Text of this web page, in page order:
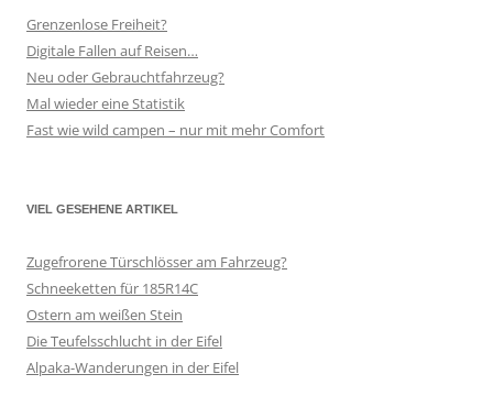
Grenzenlose Freiheit?
Digitale Fallen auf Reisen…
Neu oder Gebrauchtfahrzeug?
Mal wieder eine Statistik
Fast wie wild campen – nur mit mehr Comfort
VIEL GESEHENE ARTIKEL
Zugefrorene Türschlösser am Fahrzeug?
Schneeketten für 185R14C
Ostern am weißen Stein
Die Teufelsschlucht in der Eifel
Alpaka-Wanderungen in der Eifel